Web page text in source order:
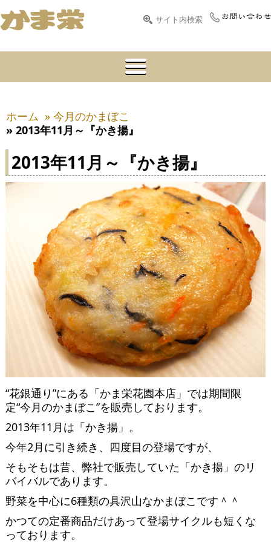
ホーム » 今月のかまぼこ
» 2013年11月～『かき揚』
2013年11月～『かき揚』
“花銀通り”にある「かま栄花園本店」では期間限
定“今月のかまぼこ”を販売しております。
2013年11月は「かき揚」。
今年2月に引き続き、四度目の登場ですが、
そもそもは昔、弊社で販売していた「かき揚」のリ
バイバルであります。
野菜を中心に6種類の具沢山なかまぼこです＾＾
かつての定番商品だけあって登場サイクルも短くな
っております。